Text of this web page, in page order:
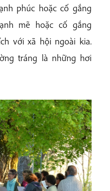
phúc hoặc cố gắng
mẽ hoặc cố gắng
với xã hội ngoài kia.
tráng là những hơi